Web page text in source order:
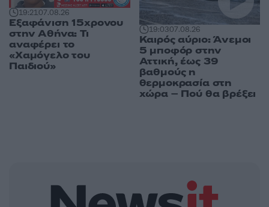
19:2107.08.26
Εξαφάνιση 15χρονου
στην Αθήνα: Τι
αναφέρει το
«Χαμόγελο του
Παιδιού»
19:0307.08.26
Καιρός αύριο: Άνεμοι
5 μποφόρ στην
Αττική, έως 39
βαθμούς η
θερμοκρασία στη
χώρα – Πού θα βρέξει